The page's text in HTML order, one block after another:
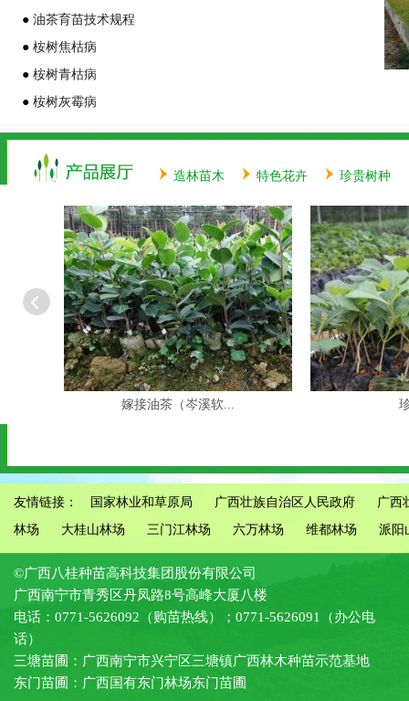
● 油茶育苗技术规程
● 桉树焦枯病
● 桉树青枯病
● 桉树灰霉病
造林苗木 特色花卉 珍贵树种
嫁接油茶（岑溪软...
友情链接： 国家林业和草原局 广西壮族自治区人民政府
广西
林场
大桂山林场 三门江林场 六万林场 维都林场 派阳
©广西八桂种苗高科技集团股份有限公司
广西南宁市青秀区丹凤路8号高峰大厦八楼
电话：0771-5626092（购苗热线）；0771-5626091（办公电
话）
三塘苗圃：广西南宁市兴宁区三塘镇广西林木种苗示范基地
东门苗圃：广西国有东门林场东门苗圃